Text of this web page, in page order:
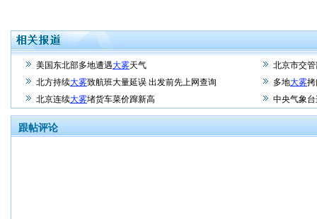
美国东北部多地遭遇大雾天气
北京市交
北方持续大雾致航班大量延误 出发前先上网查询 多地大雾拷
北京连续大雾堵货车菜价蹿新高 中央气象
跟帖评论